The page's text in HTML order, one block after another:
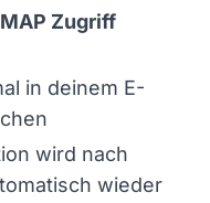
Zugriff
in deinem E-
wird nach
wieder